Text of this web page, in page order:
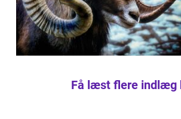
Få læst flere indlæg